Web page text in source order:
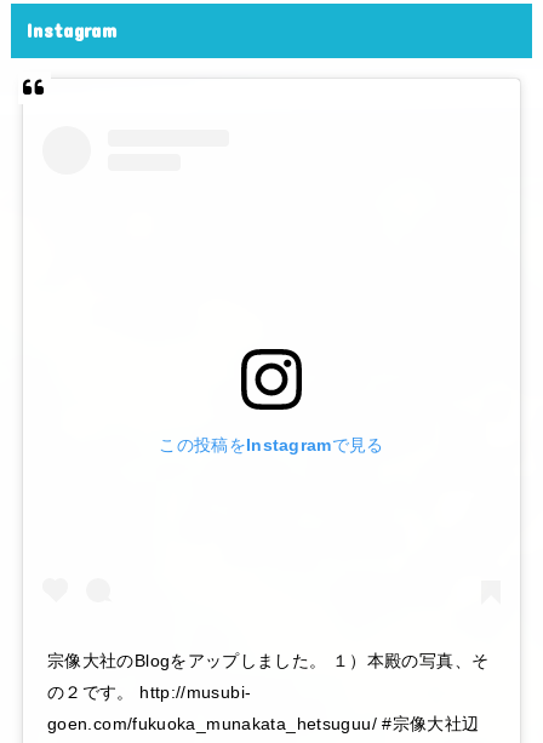
Instagram
この投稿をInstagramで見る
宗像大社のBlogをアップしました。 １）本殿の写真、そ
の２です。 http://musubi-
goen.com/fukuoka_munakata_hetsuguu/ #宗像大社辺